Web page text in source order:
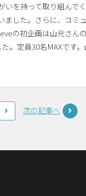
を持って取り組んでく
した。さらに、コミ
の初企画は山元さん
。定員30名MAXです
次の記事へ